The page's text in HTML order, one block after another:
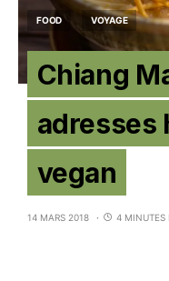
FOOD VOYAGE
Chiang
adresses
vegan
14 MARS 2018 4 MINUTES